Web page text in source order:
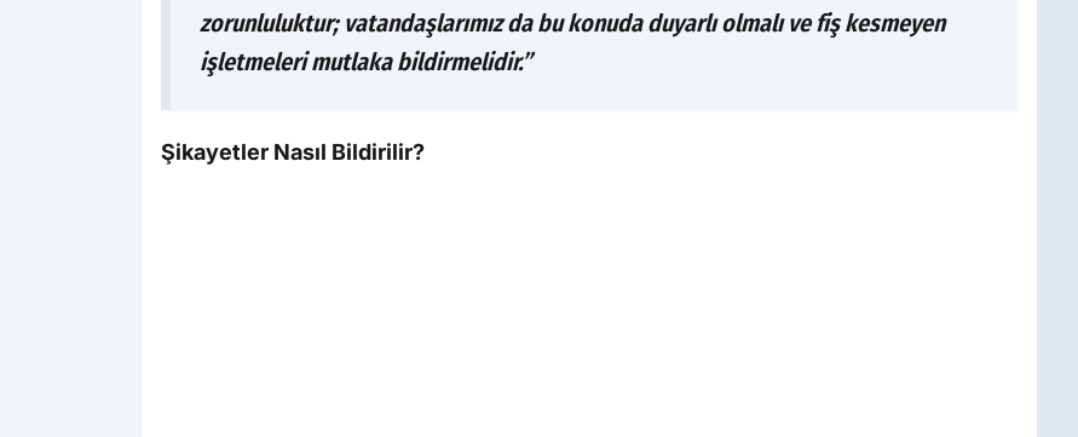
zorunluluktur; vatandaşlarımız da bu konuda duyarlı olmalı ve fiş kesmeyen
işletmeleri mutlaka bildirmelidir.”
Şikayetler Nasıl Bildirilir?